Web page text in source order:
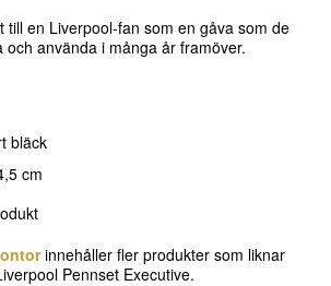
till en Liverpool-fan som en gåva som de
använda i många år framöver.
bläck
cm
innehåller fler produkter som liknar
Pennset Executive.